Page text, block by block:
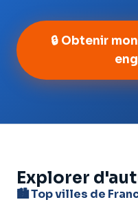
🔒 Obtenir
Explorer
🏙️ Top villes de